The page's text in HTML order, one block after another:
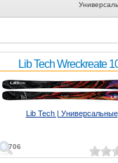
706
Lib Tech Wreckreate
Lib Tech | Универсальные